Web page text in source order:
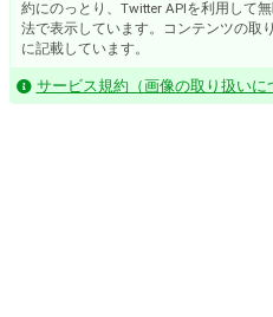
約にのっとり、Twitter APIを利用して
法で表示しています。コンテンツの取
に記載しています。
サービス規約（画像の取り扱いに